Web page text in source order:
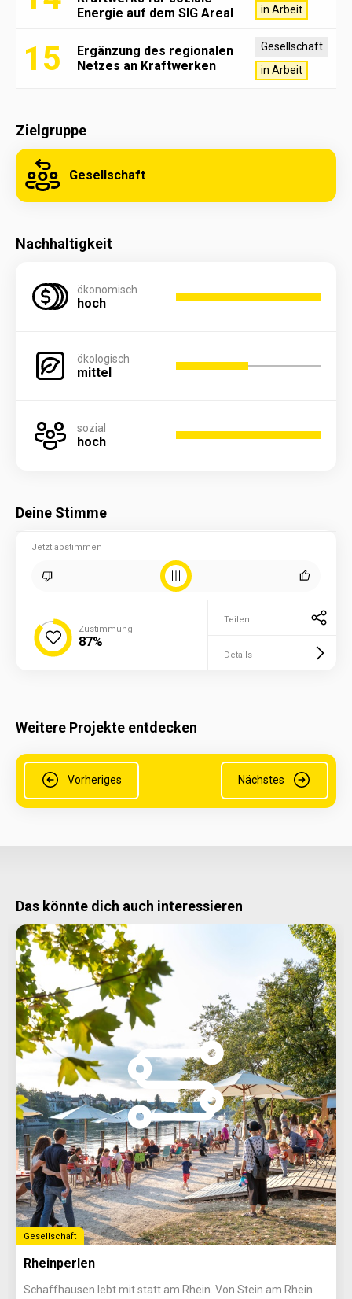
Energie auf dem SIG Areal
in Arbeit
15
Ergänzung des regionalen
Netzes an Kraftwerken
Gesellschaft
in Arbeit
Zielgruppe
Gesellschaft
Nachhaltigkeit
ökonomisch
hoch
ökologisch
mittel
sozial
hoch
Deine Stimme
Jetzt abstimmen
Zustimmung
87%
Teilen
Details
Weitere Projekte entdecken
Vorheriges Nächstes
Das könnte dich auch interessieren
Gesellschaft
Rheinperlen
Schaffhausen lebt mit statt am Rhein. Von Stein am Rhein